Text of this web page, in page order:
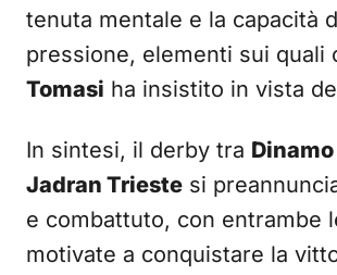
tenuta mentale e la capacità
pressione, elementi sui quali
Tomasi ha insistito in vista
In sintesi, il derby tra
Jadran Trieste si
e combattuto, con entrambe
motivate a conquistare la